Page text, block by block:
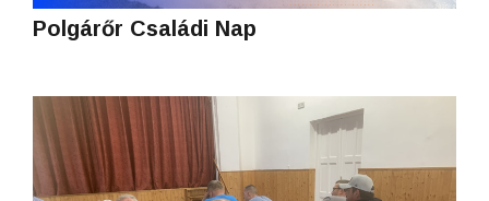
Polgárőr Családi Nap